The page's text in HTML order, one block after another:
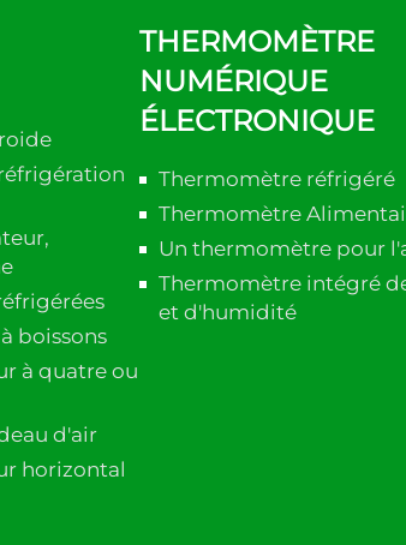
boissons
à quatre ou
d'air
horizontal
THERMOMÈTRE
NUMÉRIQUE
ÉLECTRONIQUE
Thermomètre réfrigéré
Thermomètre
Un thermomètre pour
Thermomètre intégré
et d'humidité